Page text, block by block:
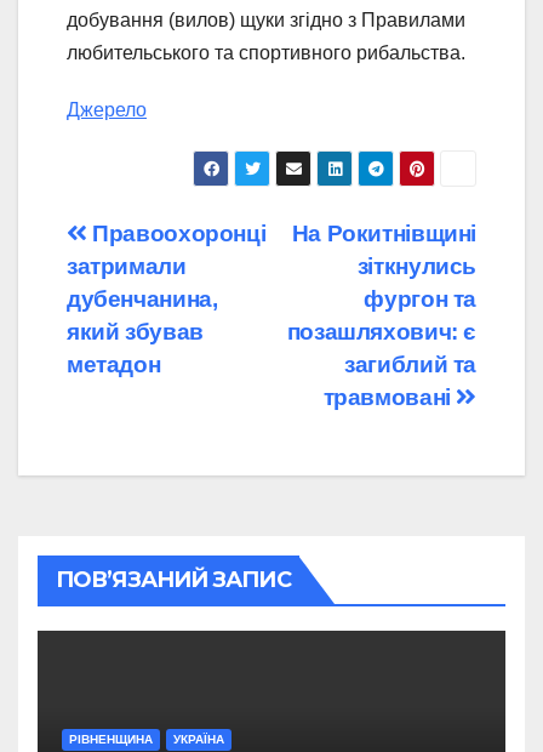
добування (вилов) щуки згідно з Правилами
любительського та спортивного рибальства.
Джерело
Навігація
записів
На Рокитнівщині
зіткнулись
фургон та
позашляхович: є
загиблий та
травмовані
Правоохоронці
затримали
дубенчанина,
який збував
метадон
ПОВ’ЯЗАНИЙ ЗАПИС
РІВНЕНЩИНА УКРАЇНА